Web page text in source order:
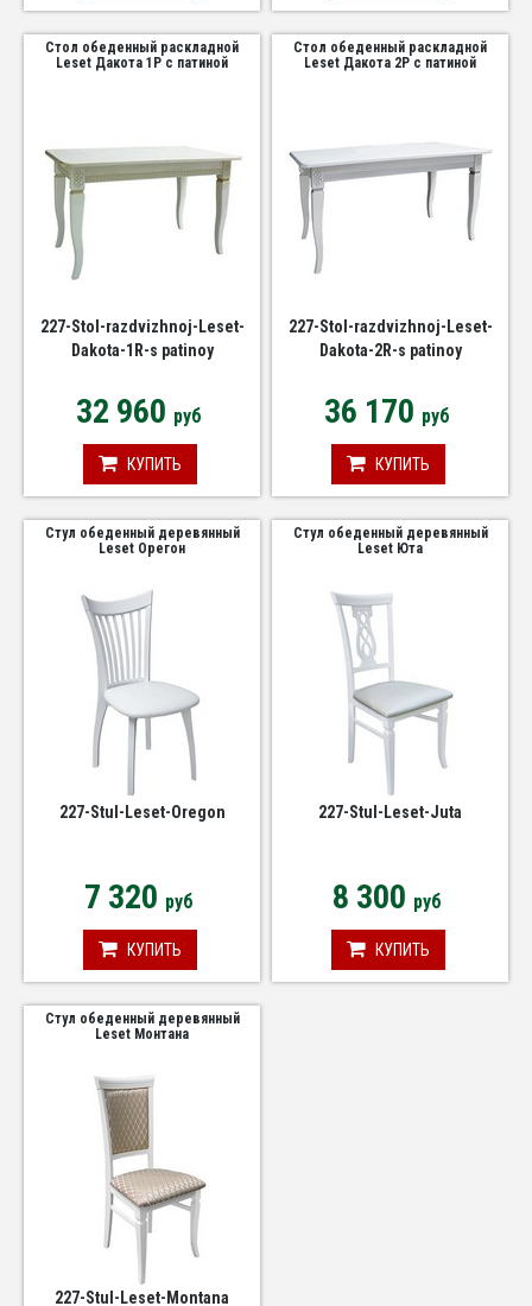
Стол обеденный раскладной
Leset Дакота 1Р с патиной
227-Stol-razdvizhnoj-Leset-
Dakota-1R-s patinoy
32 960 руб
КУПИТЬ
Стол обеденный раскладной
Leset Дакота 2Р с патиной
227-Stol-razdvizhnoj-Leset-
Dakota-2R-s patinoy
36 170 руб
КУПИТЬ
Стул обеденный деревянный
Leset Орегон
227-Stul-Leset-Oregon
7 320 руб
КУПИТЬ
Стул обеденный деревянный
Leset Юта
227-Stul-Leset-Juta
8 300 руб
КУПИТЬ
Стул обеденный деревянный
Leset Монтана
227-Stul-Leset-Montana